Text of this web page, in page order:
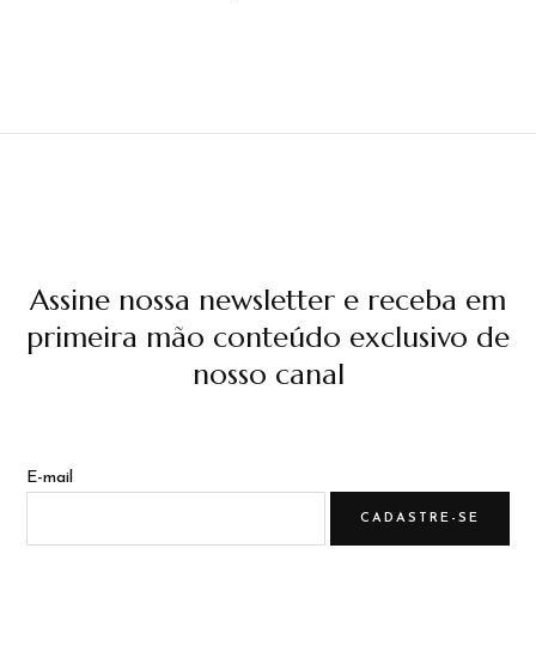
Assine nossa newsletter e receba em
primeira mão conteúdo exclusivo de
nosso canal
E-mail